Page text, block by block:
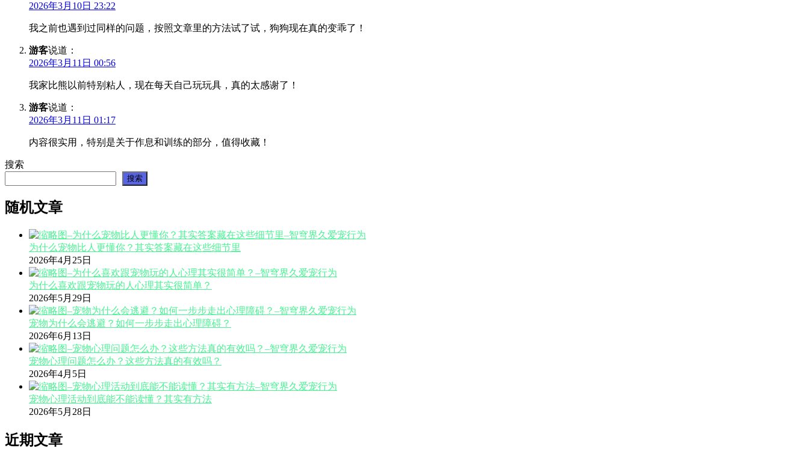
2026年3月10日 23:22
我之前也遇到过同样的问题，按照文章里的方法试了试，狗狗现在真的变乖了！
游客说道：
2026年3月11日 00:56
我家比熊以前特别粘人，现在每天自己玩玩具，真的太感谢了！
游客说道：
2026年3月11日 01:17
内容很实用，特别是关于作息和训练的部分，值得收藏！
搜索
搜索
随机文章
为什么宠物比人更懂你？其实答案藏在这些细节里
2026年4月25日
为什么喜欢跟宠物玩的人心理其实很简单？
2026年5月29日
宠物为什么会逃避？如何一步步走出心理障碍？
2026年6月13日
宠物心理问题怎么办？这些方法真的有效吗？
2026年4月5日
宠物心理活动到底能不能读懂？其实有方法
2026年5月28日
近期文章